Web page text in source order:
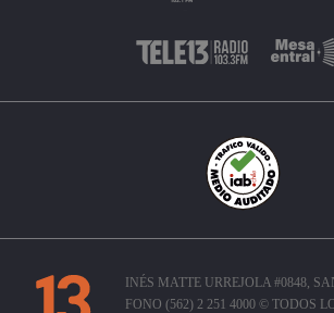
INÉS MATTE URREJOLA #0848,
FONO (562) 2 251 4000 © TODOS